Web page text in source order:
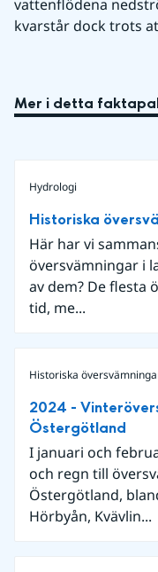
vattenflödena
kvarstår dock trots
Mer i detta
Hydrologi
Historiska
Här har vi
översvämningar i
av dem? De flesta
tid, me...
Historiska
2024 -
Östergötland
I januari och
och regn till
Östergötland,
Hörbyån, Kvävlin...